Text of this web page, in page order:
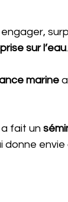
sur l’eau.
marine
a fait un
donne envie